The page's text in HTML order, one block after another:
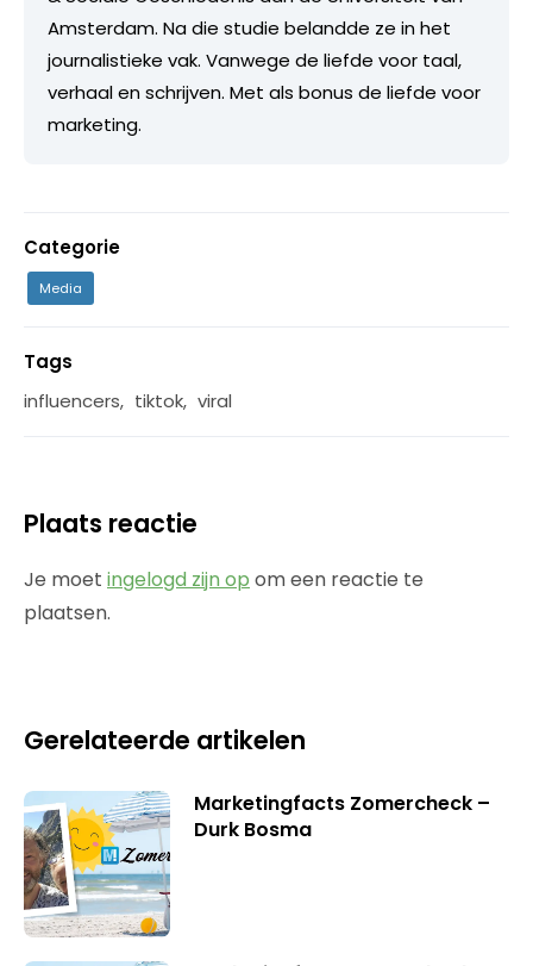
Amsterdam. Na die studie belandde ze in het
journalistieke vak. Vanwege de liefde voor taal,
verhaal en schrijven. Met als bonus de liefde voor
marketing.
Categorie
Media
Tags
influencers, tiktok, viral
Plaats reactie
Je moet ingelogd zijn op om een reactie te
plaatsen.
Gerelateerde artikelen
Marketingfacts Zomercheck –
Durk Bosma